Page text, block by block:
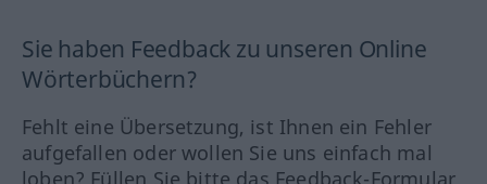
Sie haben Feedback zu unseren Online
Wörterbüchern?
Fehlt eine Übersetzung, ist Ihnen ein Fehler
aufgefallen oder wollen Sie uns einfach mal
loben? Füllen Sie bitte das Feedback-Formular